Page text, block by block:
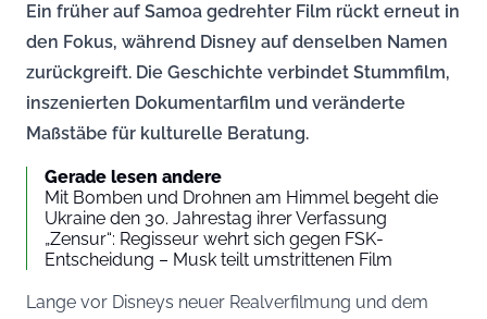
Ein früher auf Samoa gedrehter Film rückt erneut in
den Fokus, während Disney auf denselben Namen
zurückgreift. Die Geschichte verbindet Stummfilm,
inszenierten Dokumentarfilm und veränderte
Maßstäbe für kulturelle Beratung.
Gerade lesen andere
Mit Bomben und Drohnen am Himmel begeht die
Ukraine den 30. Jahrestag ihrer Verfassung
„Zensur“: Regisseur wehrt sich gegen FSK-
Entscheidung – Musk teilt umstrittenen Film
Lange vor Disneys neuer Realverfilmung und dem